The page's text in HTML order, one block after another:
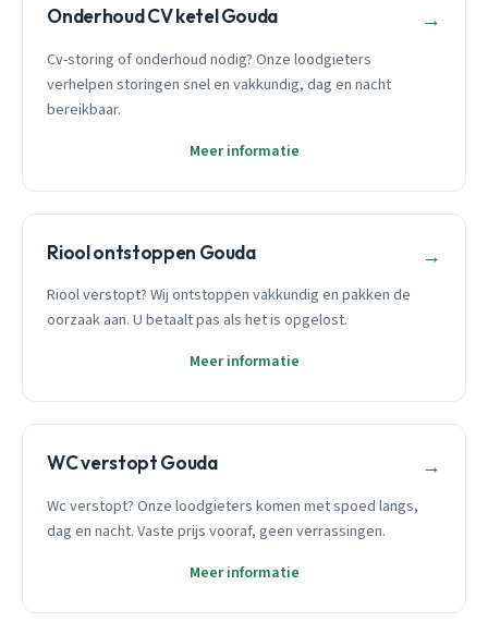
Onderhoud CV ketel Gouda →
Cv-storing of onderhoud nodig? Onze loodgieters
verhelpen storingen snel en vakkundig, dag en nacht
bereikbaar.
Meer informatie
Riool ontstoppen Gouda →
Riool verstopt? Wij ontstoppen vakkundig en pakken de
oorzaak aan. U betaalt pas als het is opgelost.
Meer informatie
WC verstopt Gouda →
Wc verstopt? Onze loodgieters komen met spoed langs,
dag en nacht. Vaste prijs vooraf, geen verrassingen.
Meer informatie